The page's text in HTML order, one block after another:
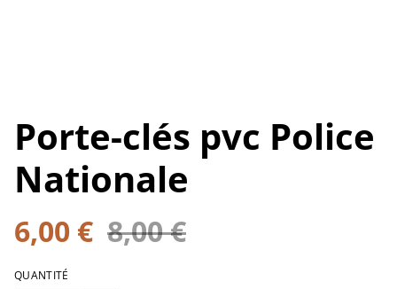
Porte-clés pvc Police
Nationale
6,00 € 8,00 €
QUANTITÉ